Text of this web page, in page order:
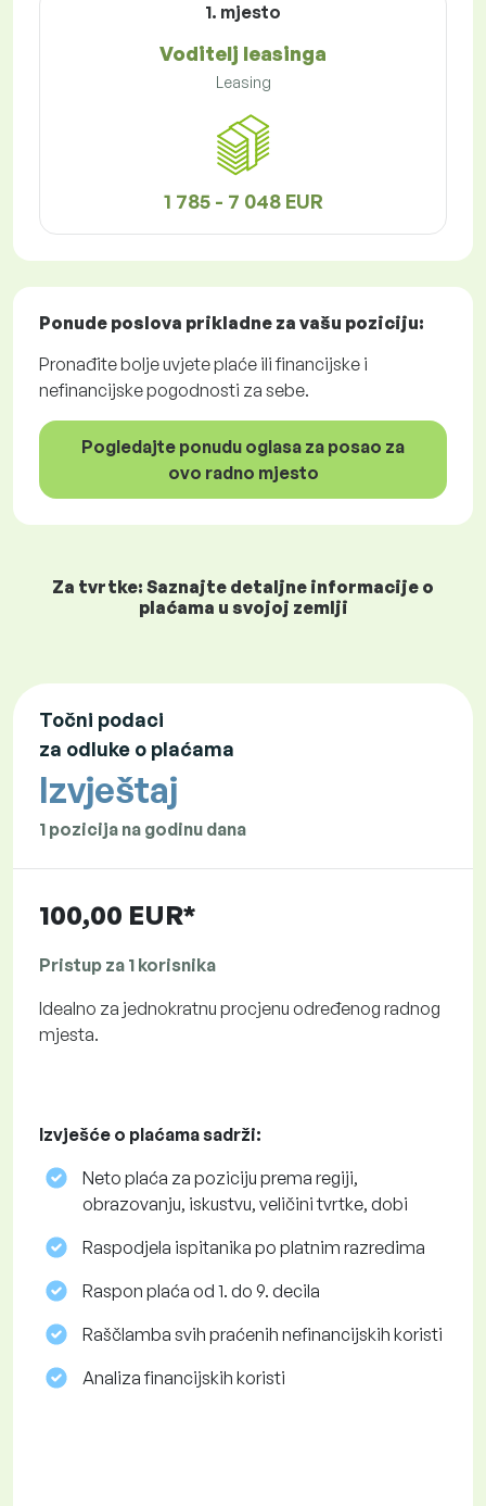
1. mjesto
Voditelj leasinga
Leasing
1 785 - 7 048 EUR
Ponude poslova prikladne za vašu poziciju:
Pronađite bolje uvjete plaće ili financijske i
nefinancijske pogodnosti za sebe.
Pogledajte ponudu oglasa za posao za
ovo radno mjesto
Za tvrtke: Saznajte detaljne informacije o
plaćama u svojoj zemlji
Točni podaci
za odluke o plaćama
Izvještaj
1 pozicija na godinu dana
100,00 EUR*
Pristup za 1 korisnika
Idealno za jednokratnu procjenu određenog radnog
mjesta.
Izvješće o plaćama sadrži:
Neto plaća za poziciju prema regiji,
obrazovanju, iskustvu, veličini tvrtke, dobi
Raspodjela ispitanika po platnim razredima
Raspon plaća od 1. do 9. decila
Raščlamba svih praćenih nefinancijskih koristi
Analiza financijskih koristi